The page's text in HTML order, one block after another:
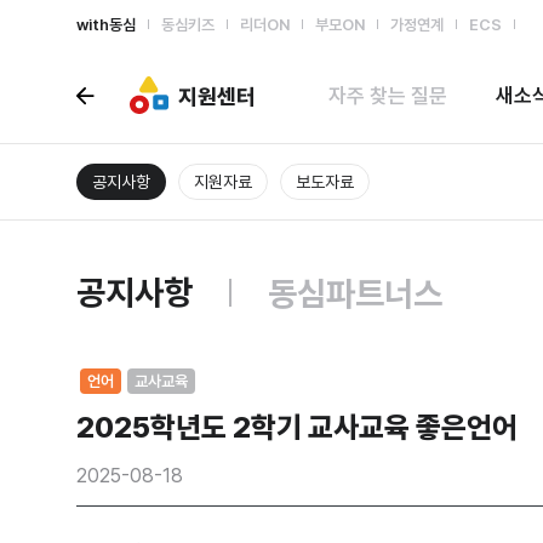
with동심 동심키즈 리더ON 부모ON 가정연계 ECS
지원센터 자주 찾는 질문 새소
공지사항 지원자료 보도자료
공지사항 동심파트너스
언어 교사교육
2025학년도 2학기 교사교육 좋은언어
2025-08-18